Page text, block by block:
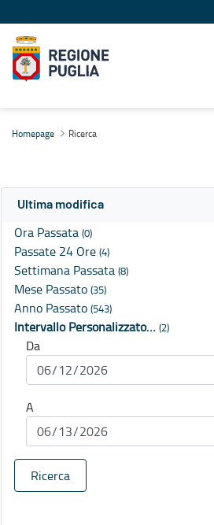
Homepage Ricerca
Ultima modifica
Ora Passata (0)
Passate 24 Ore (4)
Settimana Passata (8)
Mese Passato (35)
Anno Passato (543)
Intervallo Personalizzato… (2)
Da
A
Ricerca